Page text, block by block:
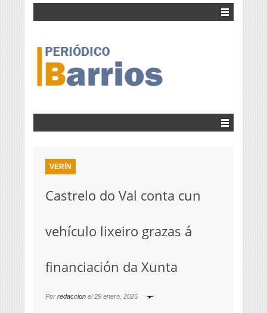
VERÍN
Castrelo do Val conta cun
vehículo lixeiro grazas á
financiación da Xunta
Por redaccion el29 enero, 2026